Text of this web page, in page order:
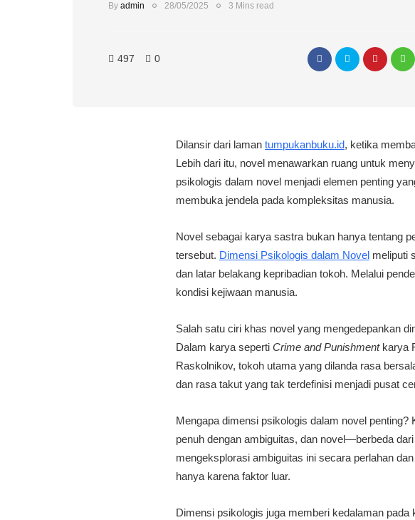
By admin 28/05/2025 3 Mins read
497 0
Dilansir dari laman tumpukanbuku.id, ketika
Lebih dari itu, novel menawarkan ruang untuk
psikologis dalam novel menjadi elemen penting
membuka jendela pada kompleksitas manusia.
Novel sebagai karya sastra bukan hanya tentang
tersebut. Dimensi Psikologis dalam Novel meliputi
dan latar belakang kepribadian tokoh. Melalui
kondisi kejiwaan manusia.
Salah satu ciri khas novel yang mengedepankan
Dalam karya seperti Crime and Punishmentkarya
Raskolnikov, tokoh utama yang dilanda rasa
dan rasa takut yang tak terdefinisi menjadi pusat
Mengapa dimensi psikologis dalam novel
penuh dengan ambiguitas, dan novel—berbeda
mengeksplorasi ambiguitas ini secara perlahan
hanya karena faktor luar.
Dimensi psikologis juga memberi kedalaman